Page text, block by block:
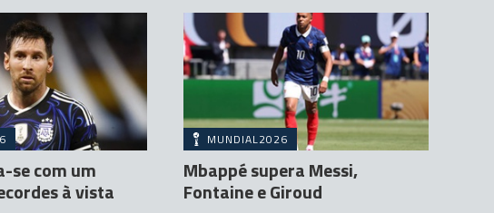
se com um
à vista
MUNDIAL2026
Mbappé supera Messi,
Fontaine e Giroud